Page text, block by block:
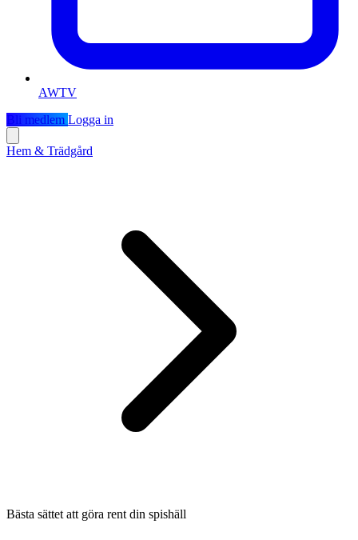
AWTV
Bli medlem Logga in
Hem & Trädgård
Bästa sättet att göra rent din spishäll